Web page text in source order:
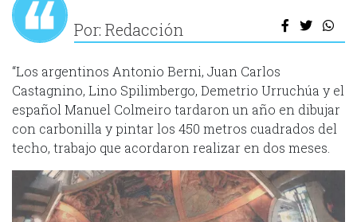
Por: Redacción
“Los argentinos Antonio Berni, Juan Carlos
Castagnino, Lino Spilimbergo, Demetrio Urruchúa y el
español Manuel Colmeiro tardaron un año en dibujar
con carbonilla y pintar los 450 metros cuadrados del
techo, trabajo que acordaron realizar en dos meses.